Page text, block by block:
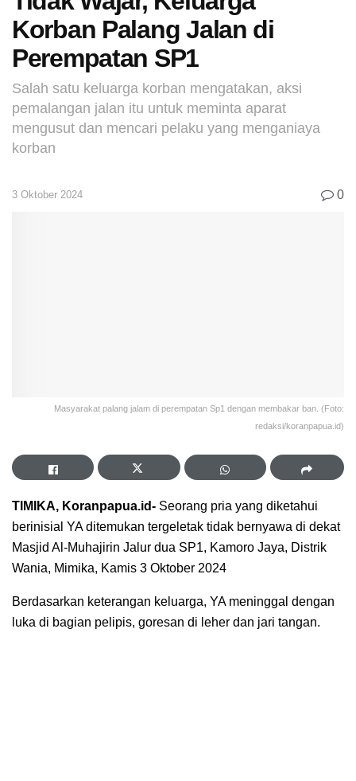
Korban Palang Jalan di
Perempatan SP1
Salah satu keluarga korban mengatakan, aksi
pemalangan jalan itu untuk meminta aparat
mengusut dan mencari pelaku yang menganiaya
korban
3 Oktober 2024 0
Masyarakat palang jalam di perempatan Sp1 dengan membakar ban. (Foto:
redaksi/koranpapua.id)
TIMIKA, Koranpapua.id- Seorang pria yang diketahui
berinisial YA ditemukan tergeletak tidak bernyawa di dekat
Masjid Al-Muhajirin Jalur dua SP1, Kamoro Jaya, Distrik
Wania, Mimika, Kamis 3 Oktober 2024
Berdasarkan keterangan keluarga, YA meninggal dengan
luka di bagian pelipis, goresan di leher dan jari tangan.